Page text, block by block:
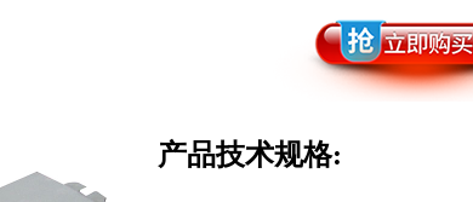
产品技术规格: